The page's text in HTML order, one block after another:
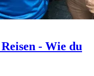
- Wie du